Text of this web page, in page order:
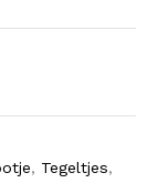
, Tegeltjes,